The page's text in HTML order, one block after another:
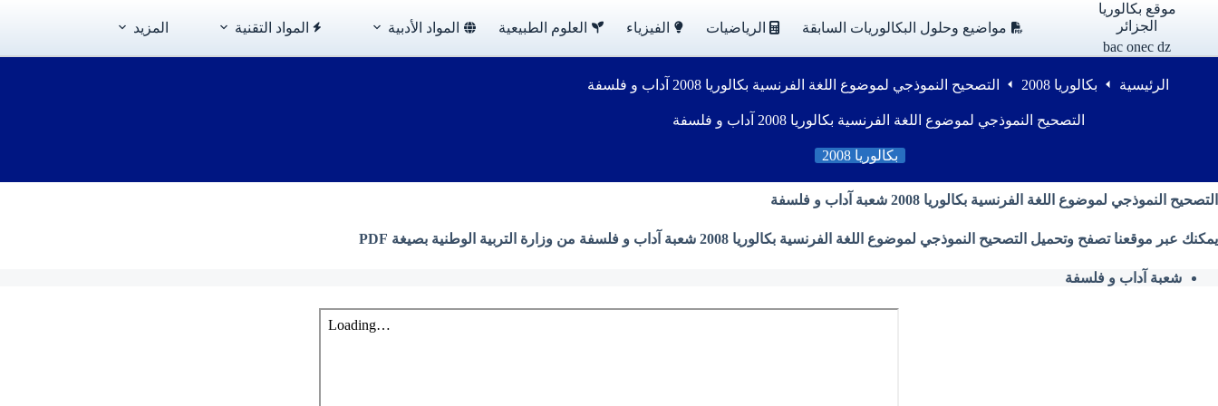
موقع بكالوريا
الجزائر
bac onec dz
مواضيع وحلول البكالوريات السابقة الرياضيات الفيزياء العلوم الطبيعية المواد الأدبية المواد التقنية المزيد
الرئيسية بكالوريا 2008 التصحيح النموذجي لموضوع اللغة الفرنسية بكالوريا 2008 آداب و فلسفة
التصحيح النموذجي لموضوع اللغة الفرنسية بكالوريا 2008 آداب و فلسفة
بكالوريا 2008
التصحيح النموذجي لموضوع اللغة الفرنسية بكالوريا 2008 شعبة آداب و فلسفة
يمكنك عبر موقعنا تصفح وتحميل التصحيح النموذجي لموضوع اللغة الفرنسية بكالوريا 2008 شعبة آداب و فلسفة من وزارة التربية الوطنية بصيغة PDF
شعبة آداب و فلسفة